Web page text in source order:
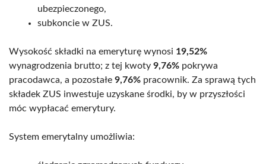
ubezpieczonego,
subkoncie w ZUS.
Wysokość składki na emeryturę wynosi 19,52%
wynagrodzenia brutto; z tej kwoty 9,76% pokrywa
pracodawca, a pozostałe 9,76% pracownik. Za sprawą tych
składek ZUS inwestuje uzyskane środki, by w przyszłości
móc wypłacać emerytury.
System emerytalny umożliwia: